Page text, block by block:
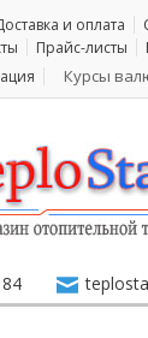
и оплата
Прайс-листы
Курсы